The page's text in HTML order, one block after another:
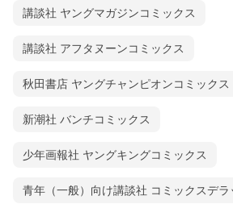
講談社 ヤングマガジンコミックス
講談社 アフタヌーンコミックス
秋田書店 ヤングチャンピオンコミックス
新潮社 バンチコミックス
少年画報社 ヤングキングコミックス
青年（一般）向け講談社 コミックスデラ